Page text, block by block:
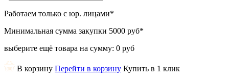
Работаем только с юр. лицами*
Минимальная сумма закупки 5000 руб*
выберите ещё товара на сумму: 0 руб
В корзину Перейти в корзину Купить в 1 клик